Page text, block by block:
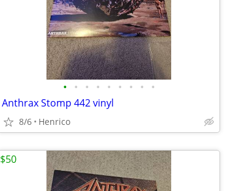
• • • • • • • • •
Anthrax Stomp 442 vinyl
8/6 Henrico
$50